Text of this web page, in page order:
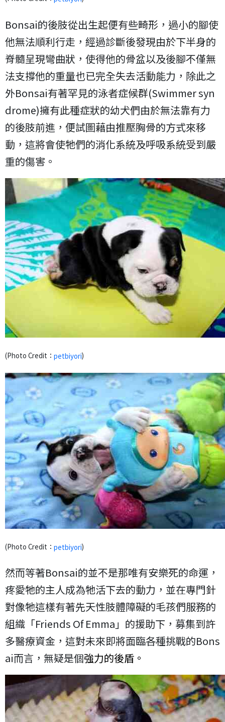
Bonsai的後肢從出生起便有些畸形，過小的腳使
他無法順利行走，經過診斷後發現由於下半身的
脊髓呈現彎曲狀，使得他的骨盆以及後腳不僅無
法支撐他的重量也已完全失去活動能力，除此之
外Bonsai有著罕見的泳者症候群(Swimmer syn
drome)擁有此種症狀的幼犬們由於無法靠有力
的後肢前進，便試圖藉由推壓胸骨的方式來移
動，這將會使牠們的消化系統及呼吸系統受到嚴
重的傷害。
(Photo Credit： petbiyori)
(Photo Credit： petbiyori)
然而等著Bonsai的並不是那唯有安樂死的命運，
疼愛牠的主人成為牠活下去的動力，並在專門針
對像牠這樣有著先天性肢體障礙的毛孩們服務的
組織「Friends Of Emma」的援助下，募集到許
多醫療資金，這對未來即將面臨各種挑戰的Bons
ai而言，無疑是個強力的後盾。